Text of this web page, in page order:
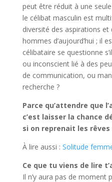
peut être réduit à une
le célibat masculin est
diversité des aspirations et
hommes d’aujourd’hui ; il
célibataire se questionne
ou inconscient lié à des
de communication, ou
recherche ?
Parce qu’attendre que
c’est laisser la chance
si on reprenait les rêves
À lire aussi : Solitude
Ce que tu viens de lire
Il n’y aura pas de moment